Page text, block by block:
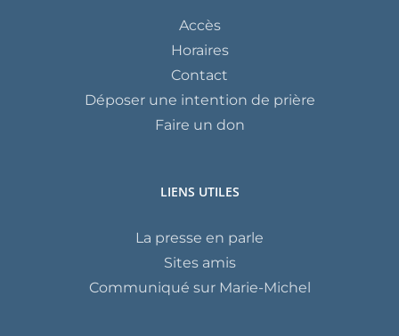
Accès
Horaires
Contact
Déposer une intention de prière
Faire un don
LIENS UTILES
La presse en parle
Sites amis
Communiqué sur Marie-Michel